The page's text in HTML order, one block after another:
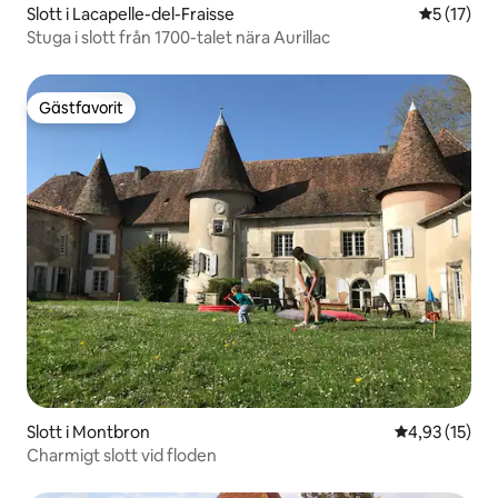
Slott i Lacapelle-del-Fraisse 5 av 5 i
5 (17)
Stuga i slott från 1700-talet nära Aurillac
Gästfavorit
Gästfavorit
Slott i Montbron 4,93 av 5 i
4,93 (15)
Charmigt slott vid floden